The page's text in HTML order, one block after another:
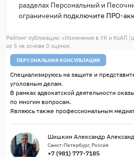
разделах Персональный и
ограничений подключите ПРО-
Рейтинг публикации: «Изменения в УК и КоАП
из 5 на основе 0 оценок.
ПЕРСОНАЛЬНАЯ КОНСУЛЬТАЦИЯ
Специализируюсь на защите и
уголовным делам.
В рамках адвокатской деятельности
по многим вопросам.
Являюсь также профессиональным
Шишкин Александр
Санкт-Петербург, Россия
+7 (981) 777-7185